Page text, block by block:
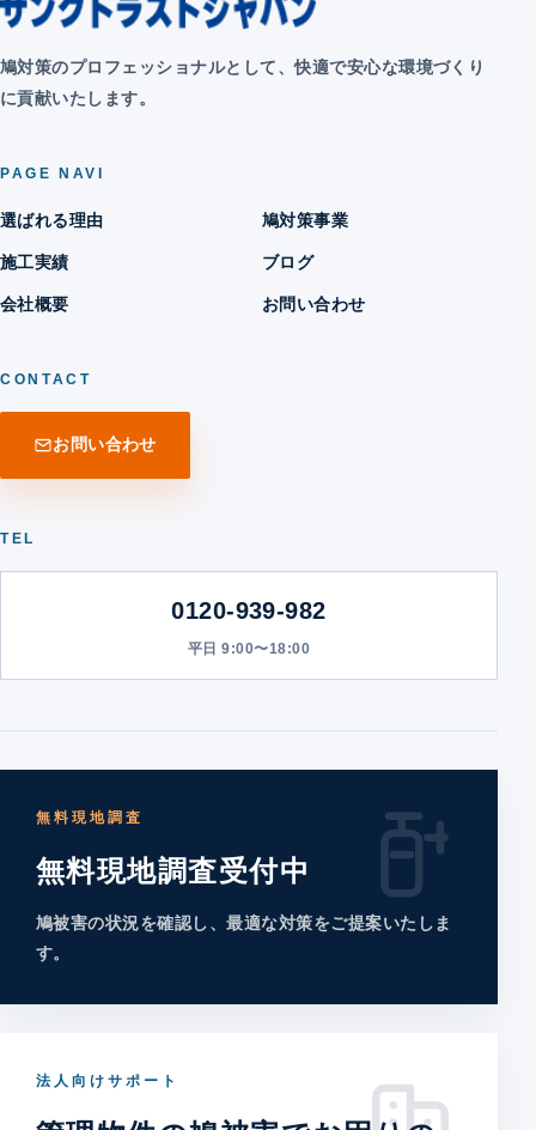
鳩対策のプロフェッショナルとして、快適で安心な環境づくり
に貢献いたします。
PAGE NAVI
選ばれる理由 鳩対策事業
施工実績 ブログ
会社概要 お問い合わせ
CONTACT
お問い合わせ
TEL
0120-939-982
平日 9:00〜18:00
無料現地調査
無料現地調査受付中
鳩被害の状況を確認し、最適な対策をご提案いたしま
す。
法人向けサポート